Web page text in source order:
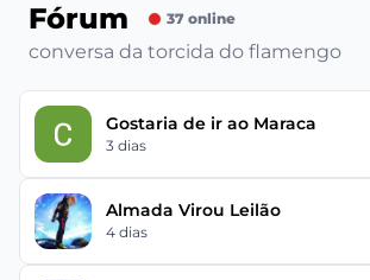
Fórum 37 online
conversa da torcida do flamengo
Gostaria de ir ao Maraca
3 dias
Almada Virou Leilão
4 dias